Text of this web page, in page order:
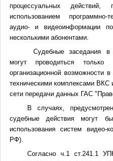
процессуальных действий,
использованием программно-
аудио- и видеоинформации
несколькими абонентами.
Судебные заседания в
могут проводиться
организационной возможности
техническими комплексами ВКС
сети передачи данных ГАС
В случаях,
судебные действия могут
использования систем видео-
РФ).
Согласно ч.1 ст.241.1